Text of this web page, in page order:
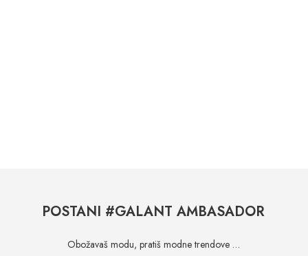
POSTANI #GALANT AMBASADOR
Obožavaš modu, pratiš modne trendove …